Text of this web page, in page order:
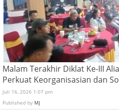
Malam Terakhir Diklat Ke-III
Perkuat Keorganisasian dan
Juli 16, 2026 1:07 pm
Published by MJ